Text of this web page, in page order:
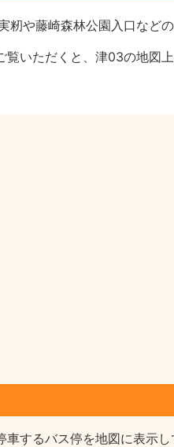
籾や藤崎森林公園入口など
覧いただくと、津03の地図
車するバス停を地図に表示し